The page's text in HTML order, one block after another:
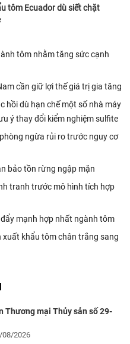
tôm Ecuador dù siết chặt
tôm nhằm tăng sức cạnh
cần giữ lợi thế giá trị gia tăng
hồi dù hạn chế một số nhà máy
ý thay đổi kiểm nghiệm sulfite
ngừa rủi ro trước nguy cơ
bảo tồn rừng ngập mặn
tranh trước mô hình tích hợp
mạnh hợp nhất ngành tôm
xuất khẩu tôm chân trắng sang
Thương mại Thủy sản số 29-
08/2026